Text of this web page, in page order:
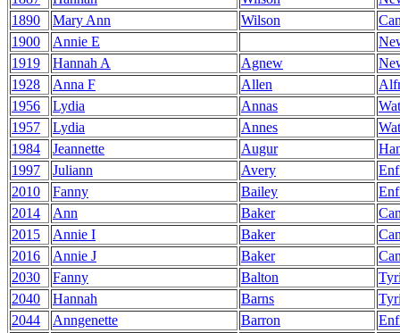
1890
Mary Ann Wilson
1900
Annie E
1919
Hannah A Agnew
1928
Anna F Allen
1956
Lydia Annas
1957
Lydia Annes
1984
Jeannette Augur
1997
Juliann Avery
2010
Fanny Bailey
2014
Ann Baker
2015
Annie I Baker
2016
Annie J Baker
2030
Fanny Balton
2040
Hannah Barns
2044
Anngenette Barron